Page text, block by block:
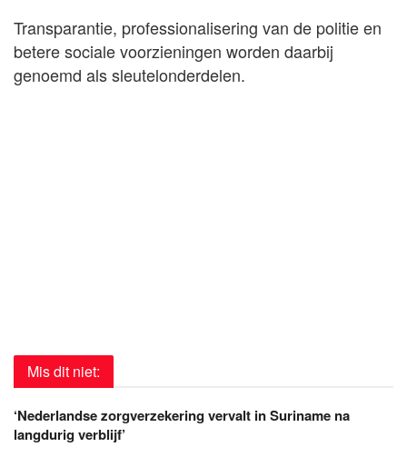
Transparantie, professionalisering van de politie en
betere sociale voorzieningen worden daarbij
genoemd als sleutelonderdelen.
Mis dit niet:
‘Nederlandse zorgverzekering vervalt in Suriname na
langdurig verblijf’